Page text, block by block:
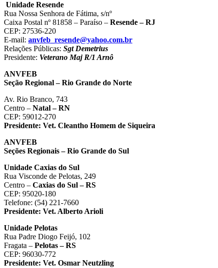
Unidade Resende
Rua Nossa Senhora de Fátima, s/nº
Caixa Postal nº 81858 – Paraíso – Resende – RJ
CEP: 27536-220
E-mail: anvfeb_resende@yahoo.com.br
Relações Públicas: Sgt Demetrius
Presidente: Veterano Maj R/1 Arnô
ANVFEB
Seção Regional – Rio Grande do Norte
Av. Rio Branco, 743
Centro – Natal – RN
CEP: 59012-270
Presidente: Vet. Cleantho Homem de Siqueira
ANVFEB
Seções Regionais – Rio Grande do Sul
Unidade Caxias do Sul
Rua Visconde de Pelotas, 249
Centro – Caxias do Sul – RS
CEP: 95020-180
Telefone: (54) 221-7660
Presidente: Vet. Alberto Arioli
Unidade Pelotas
Rua Padre Diogo Feijó, 102
Fragata – Pelotas – RS
CEP: 96030-772
Presidente: Vet. Osmar Neutzling